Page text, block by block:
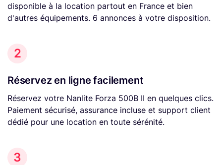
disponible à la location partout en France et bien
d'autres équipements. 6 annonces à votre disposition.
2
Réservez en ligne facilement
Réservez votre Nanlite Forza 500B II en quelques clics.
Paiement sécurisé, assurance incluse et support client
dédié pour une location en toute sérénité.
3